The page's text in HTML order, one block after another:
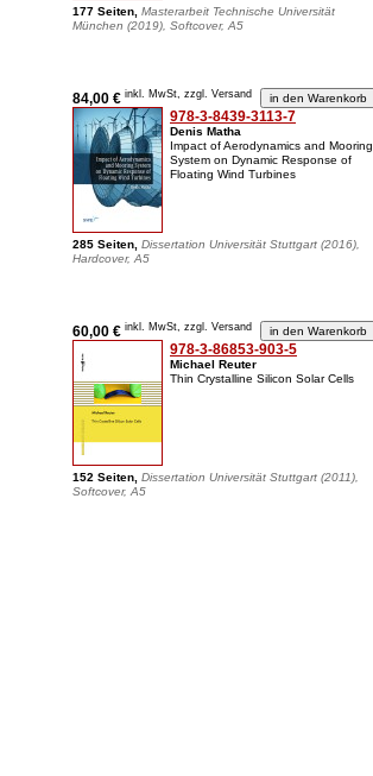
177 Seiten, Masterarbeit Technische Universität
München (2019), Softcover, A5
84,00 € inkl. MwSt, zzgl. Versand
978-3-8439-3113-7
Denis Matha
Impact of Aerodynamics and Mooring
System on Dynamic Response of
Floating Wind Turbines
285 Seiten, Dissertation Universität Stuttgart (2016),
Hardcover, A5
60,00 € inkl. MwSt, zzgl. Versand
978-3-86853-903-5
Michael Reuter
Thin Crystalline Silicon Solar Cells
152 Seiten, Dissertation Universität Stuttgart (2011),
Softcover, A5